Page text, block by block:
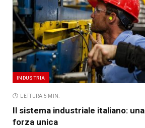
INDUSTRIA
LETTURA 5 MIN.
Il sistema industriale italiano:
forza unica